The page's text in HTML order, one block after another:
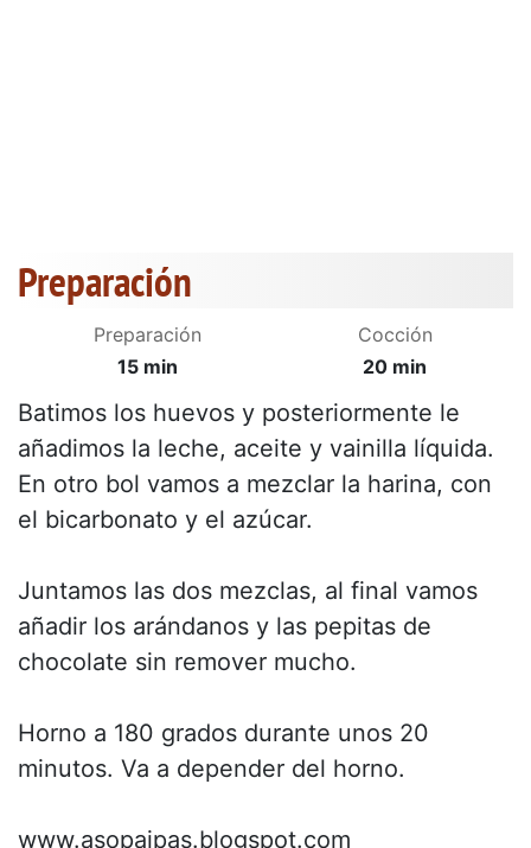
Preparación
Preparación
15 min
Cocción
20 min
Batimos los huevos y posteriormente le
añadimos la leche, aceite y vainilla líquida.
En otro bol vamos a mezclar la harina, con
el bicarbonato y el azúcar.
Juntamos las dos mezclas, al final vamos
añadir los arándanos y las pepitas de
chocolate sin remover mucho.
Horno a 180 grados durante unos 20
minutos. Va a depender del horno.
www.asopaipas.blogspot.com